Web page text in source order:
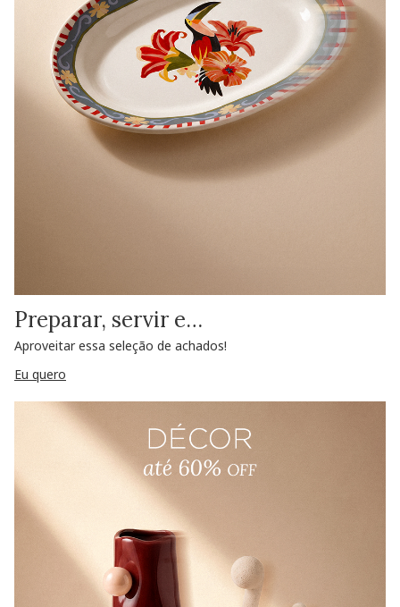
Preparar, servir e…
Aproveitar essa seleção de achados!
Eu quero